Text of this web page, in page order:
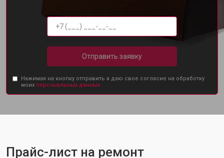
Отправить заявку
Нажимая на кнопку отправить я даю свое согласие на обработку
моих персональных данных.
Прайс-лист на ремонт